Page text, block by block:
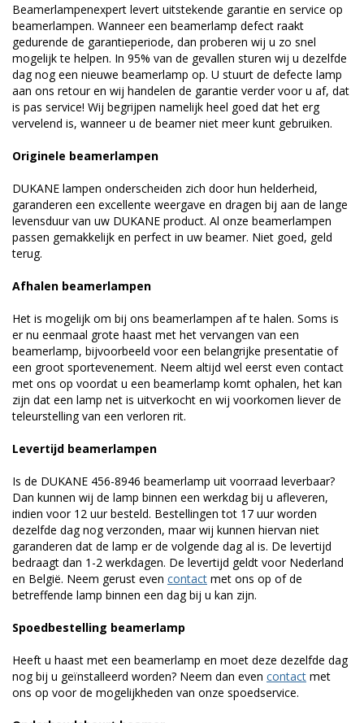
Beamerlampenexpert levert uitstekende garantie en service op
beamerlampen. Wanneer een beamerlamp defect raakt
gedurende de garantieperiode, dan proberen wij u zo snel
mogelijk te helpen. In 95% van de gevallen sturen wij u dezelfde
dag nog een nieuwe beamerlamp op. U stuurt de defecte lamp
aan ons retour en wij handelen de garantie verder voor u af, dat
is pas service! Wij begrijpen namelijk heel goed dat het erg
vervelend is, wanneer u de beamer niet meer kunt gebruiken.
Originele beamerlampen
DUKANE lampen onderscheiden zich door hun helderheid,
garanderen een excellente weergave en dragen bij aan de lange
levensduur van uw DUKANE product. Al onze beamerlampen
passen gemakkelijk en perfect in uw beamer. Niet goed, geld
terug.
Afhalen beamerlampen
Het is mogelijk om bij ons beamerlampen af te halen. Soms is
er nu eenmaal grote haast met het vervangen van een
beamerlamp, bijvoorbeeld voor een belangrijke presentatie of
een groot sportevenement. Neem altijd wel eerst even contact
met ons op voordat u een beamerlamp komt ophalen, het kan
zijn dat een lamp net is uitverkocht en wij voorkomen liever de
teleurstelling van een verloren rit.
Levertijd beamerlampen
Is de DUKANE 456-8946 beamerlamp uit voorraad leverbaar?
Dan kunnen wij de lamp binnen een werkdag bij u afleveren,
indien voor 12 uur besteld. Bestellingen tot 17 uur worden
dezelfde dag nog verzonden, maar wij kunnen hiervan niet
garanderen dat de lamp er de volgende dag al is. De levertijd
bedraagt dan 1-2 werkdagen. De levertijd geldt voor Nederland
en België. Neem gerust even contact met ons op of de
betreffende lamp binnen een dag bij u kan zijn.
Spoedbestelling beamerlamp
Heeft u haast met een beamerlamp en moet deze dezelfde dag
nog bij u geïnstalleerd worden? Neem dan even contact met
ons op voor de mogelijkheden van onze spoedservice.